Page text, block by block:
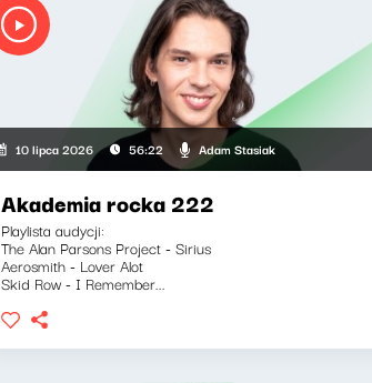
10 lipca 2026 56:22 Adam Stasiak
Akademia rocka 222
Playlista audycji:
The Alan Parsons Project - Sirius
Aerosmith - Lover Alot
Skid Row - I Remember...